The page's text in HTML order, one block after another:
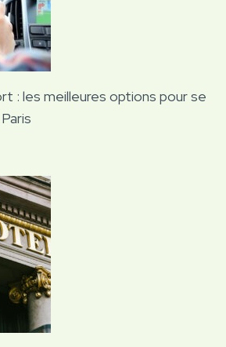
: les meilleures options pour se